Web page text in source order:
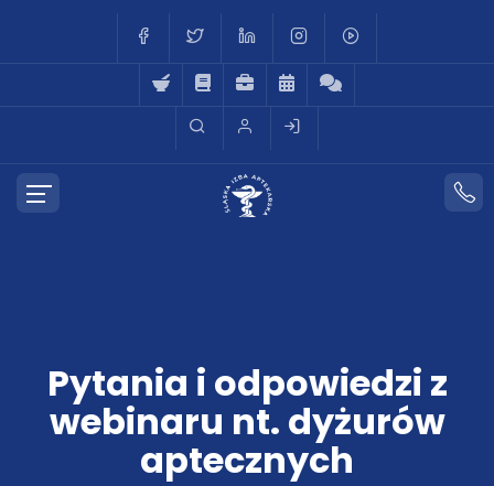
Pytania i odpowiedzi z
webinaru nt. dyżurów
aptecznych